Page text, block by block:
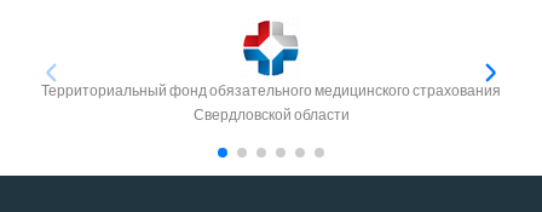
Территориальный фонд обязательного медицинского страхования
Свердловской области